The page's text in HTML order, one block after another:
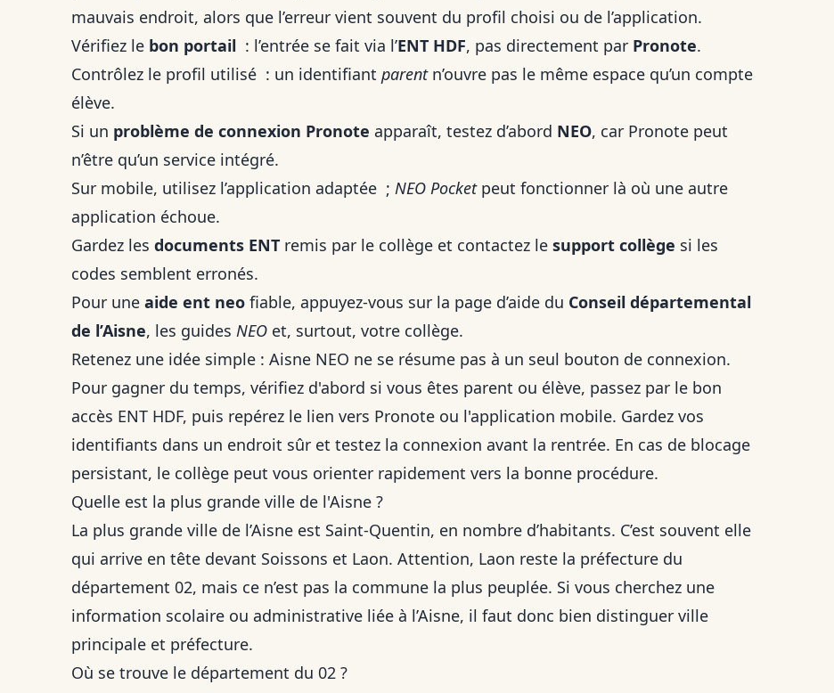
mauvais endroit, alors que l’erreur vient souvent du profil choisi ou de l’application.
Vérifiez le bon portail : l’entrée se fait via l’ENT HDF, pas directement par Pronote.
Contrôlez le profil utilisé : un identifiant parentn’ouvre pas le même espace qu’un compte
élève.
Si un problème de connexion Pronote apparaît, testez d’abord NEO, car Pronote peut
n’être qu’un service intégré.
Sur mobile, utilisez l’application adaptée ; NEO Pocketpeut fonctionner là où une autre
application échoue.
Gardez les documents ENT remis par le collège et contactez le support collège si les
codes semblent erronés.
Pour une aide ent neo fiable, appuyez-vous sur la page d’aide du Conseil départemental
de l’Aisne, les guides NEO et, surtout, votre collège.
Retenez une idée simple : Aisne NEO ne se résume pas à un seul bouton de connexion.
Pour gagner du temps, vérifiez d'abord si vous êtes parent ou élève, passez par le bon
accès ENT HDF, puis repérez le lien vers Pronote ou l'application mobile. Gardez vos
identifiants dans un endroit sûr et testez la connexion avant la rentrée. En cas de blocage
persistant, le collège peut vous orienter rapidement vers la bonne procédure.
Quelle est la plus grande ville de l'Aisne ?
La plus grande ville de l’Aisne est Saint-Quentin, en nombre d’habitants. C’est souvent elle
qui arrive en tête devant Soissons et Laon. Attention, Laon reste la préfecture du
département 02, mais ce n’est pas la commune la plus peuplée. Si vous cherchez une
information scolaire ou administrative liée à l’Aisne, il faut donc bien distinguer ville
principale et préfecture.
Où se trouve le département du 02 ?